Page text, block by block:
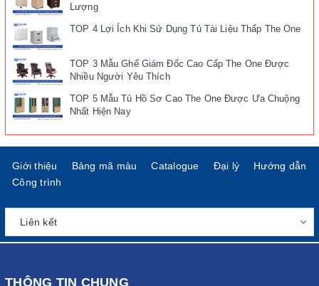
Lượng
TOP 4 Lợi Ích Khi Sử Dụng Tủ Tài Liệu Thấp The One
TOP 3 Mẫu Ghế Giám Đốc Cao Cấp The One Được
Nhiều Người Yêu Thích
TOP 5 Mẫu Tủ Hồ Sơ Cao The One Được Ưa Chuộng
Nhất Hiện Nay
Giới thiệu Bảng mã màu Catalogue Đại lý
Hướng dẫn
Công trình
THÔNG TIN CHUNG